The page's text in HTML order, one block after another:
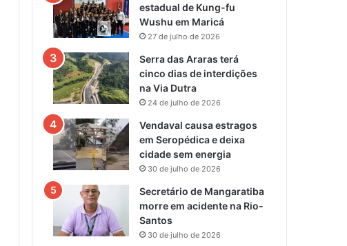
estadual de Kung-fu
Wushu em Maricá
27 de julho de 2026
Serra das Araras terá
cinco dias de interdições
na Via Dutra
24 de julho de 2026
Vendaval causa estragos
em Seropédica e deixa
cidade sem energia
30 de julho de 2026
Secretário de Mangaratiba
morre em acidente na Rio-
Santos
30 de julho de 2026